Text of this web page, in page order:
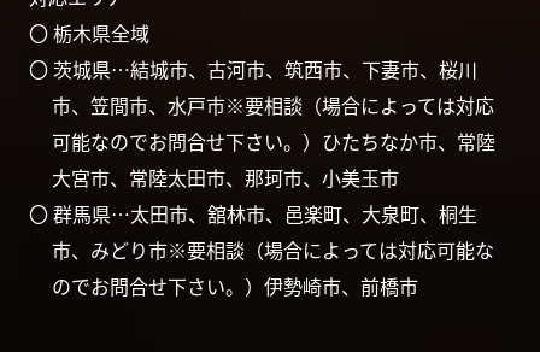
〇 栃木県全域
〇 茨城県…結城市、古河市、筑西市、下妻市、桜川
市、笠間市、水戸市※要相談（場合によっては対応
可能なのでお問合せ下さい。）ひたちなか市、常陸
大宮市、常陸太田市、那珂市、小美玉市
〇 群馬県…太田市、舘林市、邑楽町、大泉町、桐生
市、みどり市※要相談（場合によっては対応可能な
のでお問合せ下さい。）伊勢崎市、前橋市